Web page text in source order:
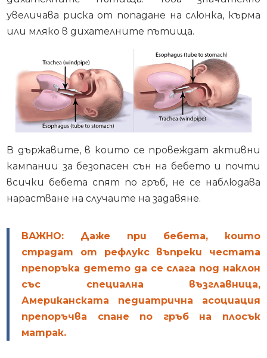
увеличава риска от попадане на слюнка, кърма
или мляко в дихателните пътища.
В държавите, в които се провеждат активни
кампании за безопасен сън на бебето и почти
всички бебета спят по гръб, не се наблюдава
нарастване на случаите на задавяне.
ВАЖНО: Даже при бебета, които
страдат от рефлукс въпреки честата
препоръка детето да се слага под наклон
със специална възглавница,
Американската педиатрична асоциация
препоръчва спане по гръб на плосък
матрак.